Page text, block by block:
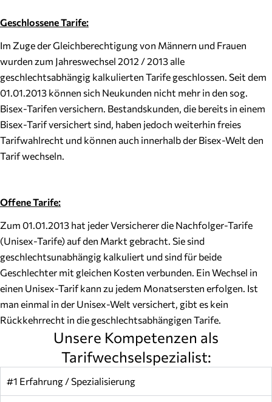
Geschlossene Tarife:
Im Zuge der Gleichberechtigung von Männern und Frauen
wurden zum Jahreswechsel 2012 / 2013 alle
geschlechtsabhängig kalkulierten Tarife geschlossen. Seit dem
01.01.2013 können sich Neukunden nicht mehr in den sog.
Bisex-Tarifen versichern. Bestandskunden, die bereits in einem
Bisex-Tarif versichert sind, haben jedoch weiterhin freies
Tarifwahlrecht und können auch innerhalb der Bisex-Welt den
Tarif wechseln.
Offene Tarife:
Zum 01.01.2013 hat jeder Versicherer die Nachfolger-Tarife
(Unisex-Tarife) auf den Markt gebracht. Sie sind
geschlechtsunabhängig kalkuliert und sind für beide
Geschlechter mit gleichen Kosten verbunden. Ein Wechsel in
einen Unisex-Tarif kann zu jedem Monatsersten erfolgen. Ist
man einmal in der Unisex-Welt versichert, gibt es kein
Rückkehrrecht in die geschlechtsabhängigen Tarife.
Unsere Kompetenzen als
Tarifwechselspezialist:
#1 Erfahrung / Spezialisierung